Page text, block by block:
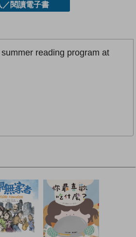
／閱讀電子書
reading program at